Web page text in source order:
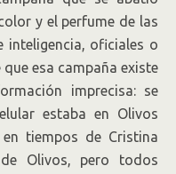
y el perfume de las
inteligencia, oficiales o
esa campaña existe
imprecisa: se
estaba en Olivos
tiempos de Cristina
Olivos, pero todos